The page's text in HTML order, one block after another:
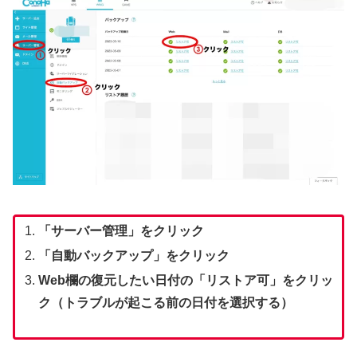
「サーバー管理」をクリック
「自動バックアップ」をクリック
Web欄の復元したい日付の「リストア可」をクリッ
ク（トラブルが起こる前の日付を選択する）